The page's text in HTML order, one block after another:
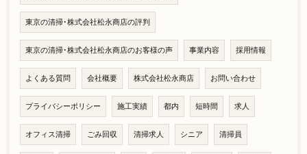
東京の清掃･株式会社松永商店の評判
東京の清掃･株式会社松永商店のお客様の声 事業内容 採用情報
よくある質問 会社概要 株式会社松永商店 お問い合わせ
プライバシーポリシー 施工実績 都内 短時間 求人
オフィス清掃 ごみ回収 清掃求人 シニア 清掃員